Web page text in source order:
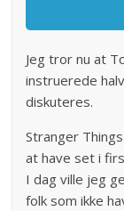
Jeg tror nu at
instruerede
diskuteres.
Stranger
at have set i
I dag ville jeg
folk som ikke